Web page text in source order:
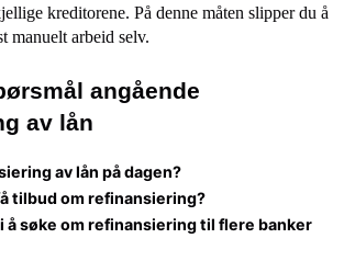
kreditorene. På denne måten slipper du å
manuelt arbeid selv.
angående
av lån
av lån på dagen?
tilbud om refinansiering?
å søke om refinansiering til flere banker